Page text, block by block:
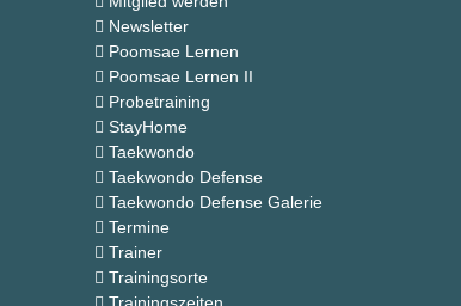
Newsletter
Poomsae Lernen
Poomsae Lernen II
Probetraining
StayHome
Taekwondo
Taekwondo Defense
Taekwondo Defense Galerie
Termine
Trainer
Trainingsorte